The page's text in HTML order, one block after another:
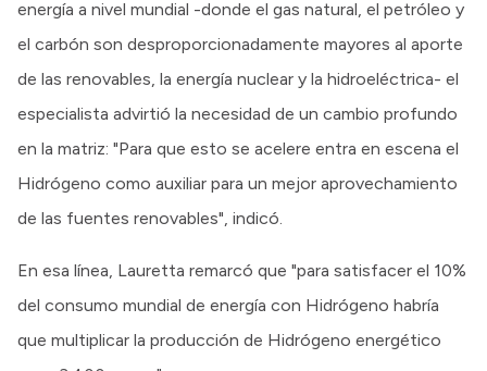
energía a nivel mundial -donde el gas natural, el petróleo y
el carbón son desproporcionadamente mayores al aporte
de las renovables, la energía nuclear y la hidroeléctrica- el
especialista advirtió la necesidad de un cambio profundo
en la matriz: "Para que esto se acelere entra en escena el
Hidrógeno como auxiliar para un mejor aprovechamiento
de las fuentes renovables", indicó.
En esa línea, Lauretta remarcó que "para satisfacer el 10%
del consumo mundial de energía con Hidrógeno habría
que multiplicar la producción de Hidrógeno energético